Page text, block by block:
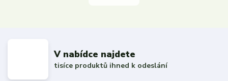
V nabídce najdete
tisíce produktů ihned k odeslání